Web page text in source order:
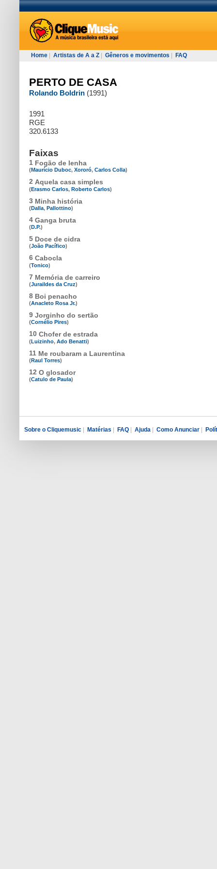
Home Artistas de A a Z Gêneros e movimentos FAQ
PERTO DE CASA
Rolando Boldrin (1991)
1991
RGE
320.6133
Faixas
1 Fogão de lenha
(Maurício Duboc, Xororó, Carlos Colla)
2 Aquela casa simples
(Erasmo Carlos, Roberto Carlos)
3 Minha história
(Dalla, Pallottino)
4 Ganga bruta
(D.P.)
5 Doce de cidra
(João Pacífico)
6 Cabocla
(Tonico)
7 Memória de carreiro
(Juraildes da Cruz)
8 Boi penacho
(Anacleto Rosa Jr.)
9 Jorginho do sertão
(Cornélio Pires)
10 Chofer de estrada
(Luizinho, Ado Benatti)
11 Me roubaram a Laurentina
(Raul Torres)
12 O glosador
(Catulo de Paula)
Sobre o Cliquemusic Matérias FAQ Ajuda Como Anunciar